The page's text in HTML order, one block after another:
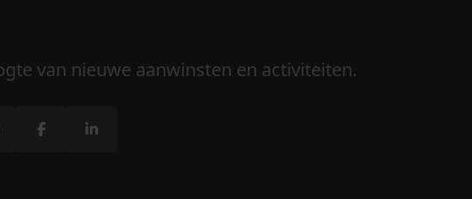
van nieuwe aanwinsten en activiteiten.